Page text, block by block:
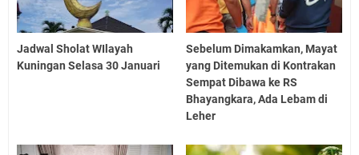
Jadwal Sholat WIlayah
Kuningan Selasa 30 Januari
Sebelum Dimakamkan, Mayat
yang Ditemukan di Kontrakan
Sempat Dibawa ke RS
Bhayangkara, Ada Lebam di
Leher